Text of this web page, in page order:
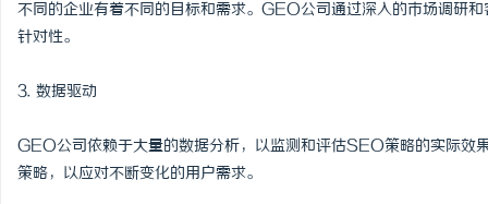
不同的企业有着不同的目标和需求。GEO公司通过深入的市场调研
针对性。
3. 数据驱动
GEO公司依赖于大量的数据分析，以监测和评估SEO策略的实际效
策略，以应对不断变化的用户需求。
拉松耳机怎么选？长续航防水防汗实测盘点